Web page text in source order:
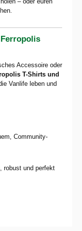
Accessoire oder
T-Shirts und
Vanlife leben und
Community-
robust und perfekt